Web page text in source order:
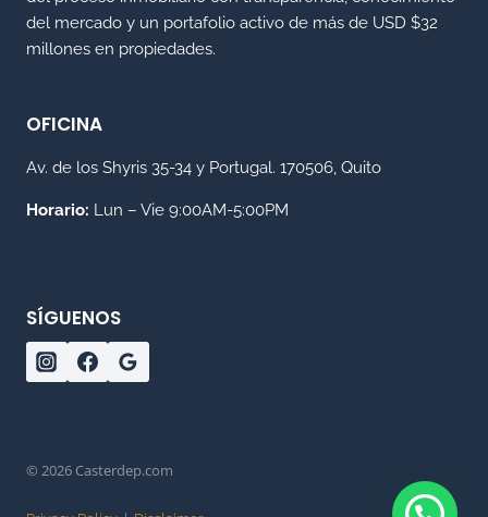
del mercado y un portafolio activo de más de USD $32
millones en propiedades.
OFICINA
Av. de los Shyris 35-34 y Portugal. 170506, Quito
Horario: Lun – Vie 9:00AM-5:00PM
SÍGUENOS
© 2026 Casterdep.com